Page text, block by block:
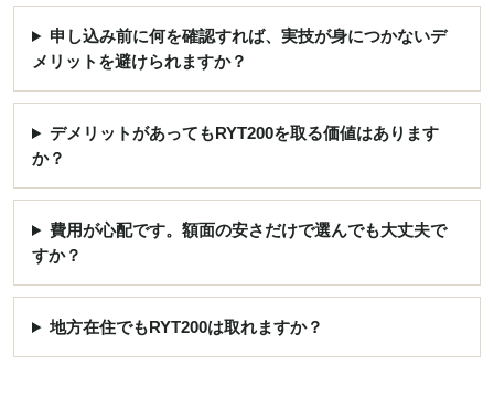
申し込み前に何を確認すれば、実技が身につかないデ
メリットを避けられますか？
デメリットがあってもRYT200を取る価値はあります
か？
費用が心配です。額面の安さだけで選んでも大丈夫で
すか？
地方在住でもRYT200は取れますか？